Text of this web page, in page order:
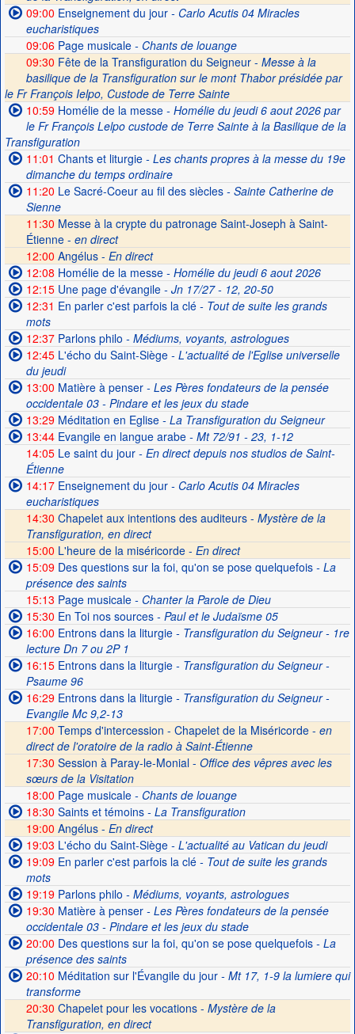
09:00 Enseignement du jour- Carlo Acutis 04 Miracles
eucharistiques
09:06Page musicale- Chants de louange
09:30 Fête de la Transfiguration du Seigneur - Messe à la
basilique de la Transfiguration sur le mont Thabor présidée par
le Fr François Ielpo, Custode de Terre Sainte
10:59Homélie de la messe- Homélie du jeudi 6 aout 2026 par
le Fr François Lelpo custode de Terre Sainte à la Basilique de la
Transfiguration
11:01 Chants et liturgie- Les chants propres à la messe du 19e
dimanche du temps ordinaire
11:20 Le Sacré-Coeur au fil des siècles- Sainte Catherine de
Sienne
11:30 Messe à la crypte du patronage Saint-Joseph à Saint-
Étienne - en direct
12:00 Angélus - En direct
12:08 Homélie de la messe- Homélie du jeudi 6 aout 2026
12:15Une page d'évangile- Jn 17/27 - 12, 20-50
12:31 En parler c'est parfois la clé- Tout de suite les grands
mots
12:37Parlons philo - Médiums, voyants, astrologues
12:45L'écho du Saint-Siège- L'actualité de l'Eglise universelle
du jeudi
13:00 Matière à penser- Les Pères fondateurs de la pensée
occidentale 03 - Pindare et les jeux du stade
13:29Méditation en Eglise- La Transfiguration du Seigneur
13:44Evangile en langue arabe- Mt 72/91 - 23, 1-12
14:05Le saint du jour- En direct depuis nos studios de Saint-
Étienne
14:17Enseignement du jour- Carlo Acutis 04 Miracles
eucharistiques
14:30 Chapelet aux intentions des auditeurs - Mystère de la
Transfiguration, en direct
15:00 L'heure de la miséricorde - En direct
15:09Des questions sur la foi, qu'on se pose quelquefois- La
présence des saints
15:13 Page musicale- Chanter la Parole de Dieu
15:30 En Toi nos sources- Paul et le Judaïsme 05
16:00 Entrons dans la liturgie- Transfiguration du Seigneur - 1re
lecture Dn 7 ou 2P 1
16:15Entrons dans la liturgie- Transfiguration du Seigneur -
Psaume 96
16:29Entrons dans la liturgie- Transfiguration du Seigneur -
Evangile Mc 9,2-13
17:00 Temps d'intercession - Chapelet de la Miséricorde - en
direct de l'oratoire de la radio à Saint-Étienne
17:30 Session à Paray-le-Monial - Office des vêpres avec les
sœurs de la Visitation
18:00 Page musicale- Chants de louange
18:30 Saints et témoins- La Transfiguration
19:00 Angélus - En direct
19:03 L'écho du Saint-Siège- L'actualité au Vatican du jeudi
19:09En parler c'est parfois la clé- Tout de suite les grands
mots
19:19Parlons philo - Médiums, voyants, astrologues
19:30 Matière à penser- Les Pères fondateurs de la pensée
occidentale 03 - Pindare et les jeux du stade
20:00 Des questions sur la foi, qu'on se pose quelquefois- La
présence des saints
20:10 Méditation sur l'Évangile du jour- Mt 17, 1-9 la lumiere qui
transforme
20:30 Chapelet pour les vocations - Mystère de la
Transfiguration, en direct